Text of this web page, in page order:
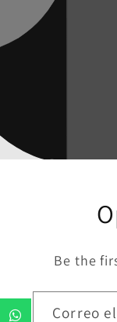
Be the
Correo